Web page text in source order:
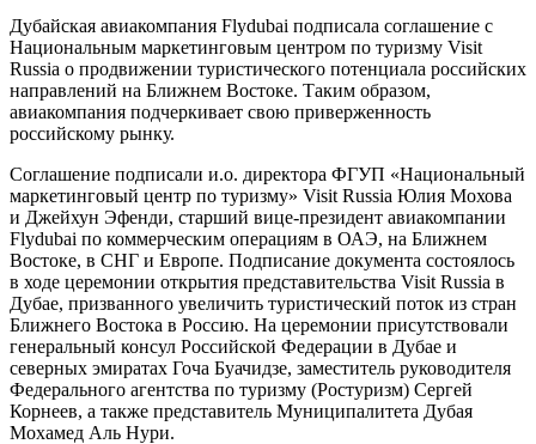
Дубайская авиакомпания Flydubai подписала соглашение с
Национальным маркетинговым центром по туризму Visit
Russia о продвижении туристического потенциала российских
направлений на Ближнем Востоке. Таким образом,
авиакомпания подчеркивает свою приверженность
российскому рынку.
Соглашение подписали и.о. директора ФГУП «Национальный
маркетинговый центр по туризму» Visit Russia Юлия Мохова
и Джейхун Эфенди, старший вице-президент авиакомпании
Flydubai по коммерческим операциям в ОАЭ, на Ближнем
Востоке, в СНГ и Европе. Подписание документа состоялось
в ходе церемонии открытия представительства Visit Russia в
Дубае, призванного увеличить туристический поток из стран
Ближнего Востока в Россию. На церемонии присутствовали
генеральный консул Российской Федерации в Дубае и
северных эмиратах Гоча Буачидзе, заместитель руководителя
Федерального агентства по туризму (Ростуризм) Сергей
Корнеев, а также представитель Муниципалитета Дубая
Мохамед Аль Нури.